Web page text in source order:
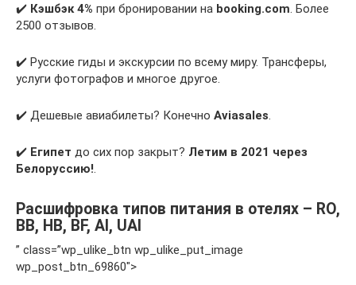
✔️ Кэшбэк 4% при бронировании на booking.com. Более
2500 отзывов.
✔️ Русские гиды и экскурсии по всему миру. Трансферы,
услуги фотографов и многое другое.
✔️ Дешевые авиабилеты? Конечно Aviasales.
✔️ Египет до сих пор закрыт? Летим в 2021 через
Белоруссию!.
Расшифровка типов питания в отелях – RO,
BB, HB, BF, AI, UAI
” class=”wp_ulike_btn wp_ulike_put_image
wp_post_btn_69860″>